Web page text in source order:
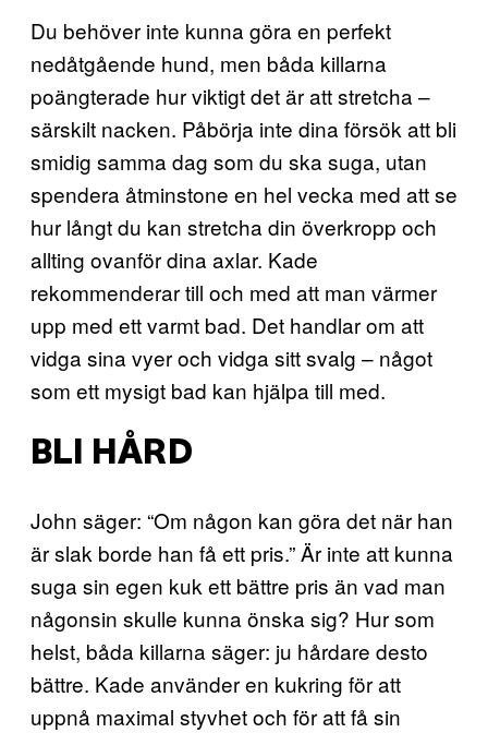
Du behöver inte kunna göra en perfekt
nedåtgående hund, men båda killarna
poängterade hur viktigt det är att stretcha –
särskilt nacken. Påbörja inte dina försök att bli
smidig samma dag som du ska suga, utan
spendera åtminstone en hel vecka med att se
hur långt du kan stretcha din överkropp och
allting ovanför dina axlar. Kade
rekommenderar till och med att man värmer
upp med ett varmt bad. Det handlar om att
vidga sina vyer och vidga sitt svalg – något
som ett mysigt bad kan hjälpa till med.
BLI HÅRD
John säger: “Om någon kan göra det när han
är slak borde han få ett pris.” Är inte att kunna
suga sin egen kuk ett bättre pris än vad man
någonsin skulle kunna önska sig? Hur som
helst, båda killarna säger: ju hårdare desto
bättre. Kade använder en kukring för att
uppnå maximal styvhet och för att få sin